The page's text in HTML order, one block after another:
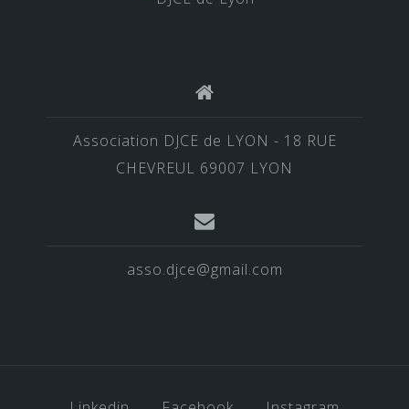
Association DJCE de LYON - 18 RUE
CHEVREUL 69007 LYON
asso.djce@gmail.com